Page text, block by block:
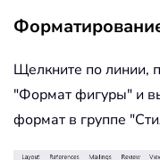
Щелкните по линии,
"Формат фигуры" и
формат в группе